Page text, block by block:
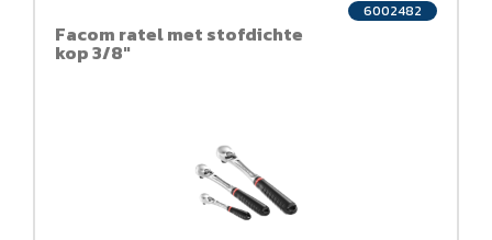
Facom ratel met stofdichte
kop 3/8"
6002482